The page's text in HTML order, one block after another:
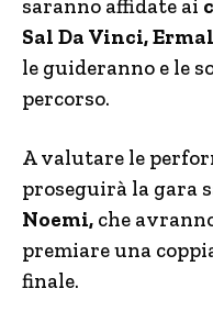
saranno affidate ai
Sal Da Vinci,
le guideranno e le
percorso.
A valutare le
proseguirà la gara
Noemi, che
premiare una
finale.